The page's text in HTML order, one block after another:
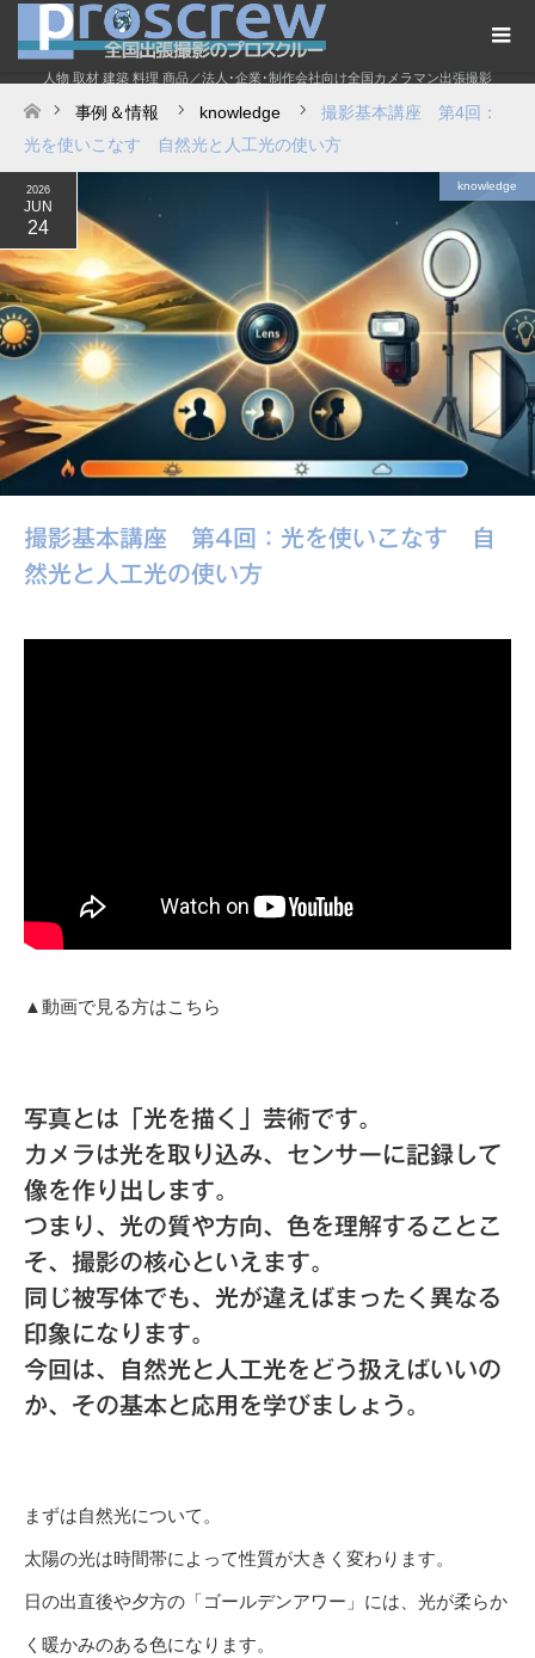
人物 取材 建築 料理 商品／法人･企業･制作会社向け全国カメラマン出張撮影
ホーム
事例＆情報 knowledge
撮影基本講座 第4回：
光を使いこなす 自然光と人工光の使い方
2026
JUN
24
knowledge
撮影基本講座 第4回：光を使いこなす 自
然光と人工光の使い方
▲動画で見る方はこちら
写真とは「光を描く」芸術です。
カメラは光を取り込み、センサーに記録して
像を作り出します。
つまり、光の質や方向、色を理解することこ
そ、撮影の核心といえます。
同じ被写体でも、光が違えばまったく異なる
印象になります。
今回は、自然光と人工光をどう扱えばいいの
か、その基本と応用を学びましょう。
まずは自然光について。
太陽の光は時間帯によって性質が大きく変わります。
日の出直後や夕方の「ゴールデンアワー」には、光が柔らか
く暖かみのある色になります。